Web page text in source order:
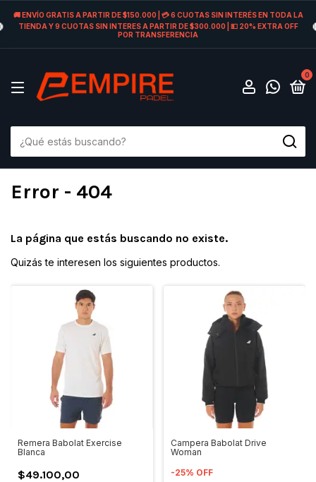
🚚 ENVÍO GRATIS A PARTIR DE $150.000 | 💳 6 CUOTAS SIN INTERÉS EN TODA LA
TIENDA Y 9 CUOTAS SIN INTERES A PARTIR DE $300.000 | 💵 20% EXTRA OFF
POR TRANSFERENCIA
0
Error - 404
La página que estás buscando no existe.
Quizás te interesen los siguientes productos.
Remera Babolat Exercise
Blanca
$49.100,00
Campera Babolat Drive
Woman
-25% OFF